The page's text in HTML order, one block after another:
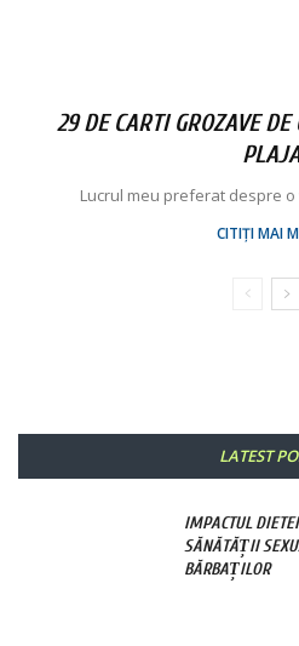
29 DE CARTI GROZAVE
Lucrul meu preferat despre o
CITIȚI MAI
LATEST
IMPACTUL
SĂNĂTĂȚII
BĂRBAȚILOR